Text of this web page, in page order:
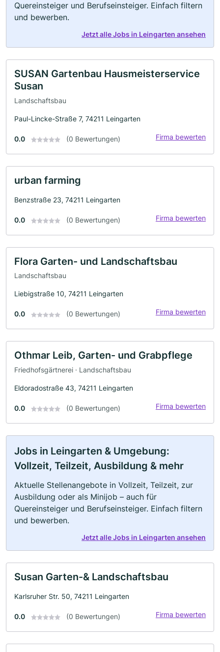
Quereinsteiger und Berufseinsteiger. Einfach filtern
und bewerben.
Jetzt alle Jobs in Leingarten ansehen
SUSAN Gartenbau Hausmeisterservice
Susan
Landschaftsbau
Paul-Lincke-Straße 7, 74211 Leingarten
0.0 (0 Bewertungen) Firma bewerten
urban farming
Benzstraße 23, 74211 Leingarten
0.0 (0 Bewertungen) Firma bewerten
Flora Garten- und Landschaftsbau
Landschaftsbau
Liebigstraße 10, 74211 Leingarten
0.0 (0 Bewertungen) Firma bewerten
Othmar Leib, Garten- und Grabpflege
Friedhofsgärtnerei · Landschaftsbau
Eldoradostraße 43, 74211 Leingarten
0.0 (0 Bewertungen) Firma bewerten
Jobs in Leingarten & Umgebung:
Vollzeit, Teilzeit, Ausbildung & mehr
Aktuelle Stellenangebote in Vollzeit, Teilzeit, zur
Ausbildung oder als Minijob – auch für
Quereinsteiger und Berufseinsteiger. Einfach filtern
und bewerben.
Jetzt alle Jobs in Leingarten ansehen
Susan Garten-& Landschaftsbau
Karlsruher Str. 50, 74211 Leingarten
0.0 (0 Bewertungen) Firma bewerten